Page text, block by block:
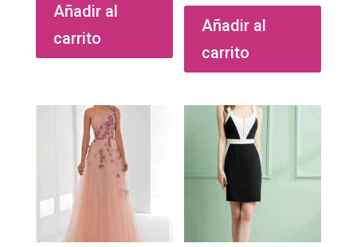
Añadir al
carrito
Añadir al
carrito